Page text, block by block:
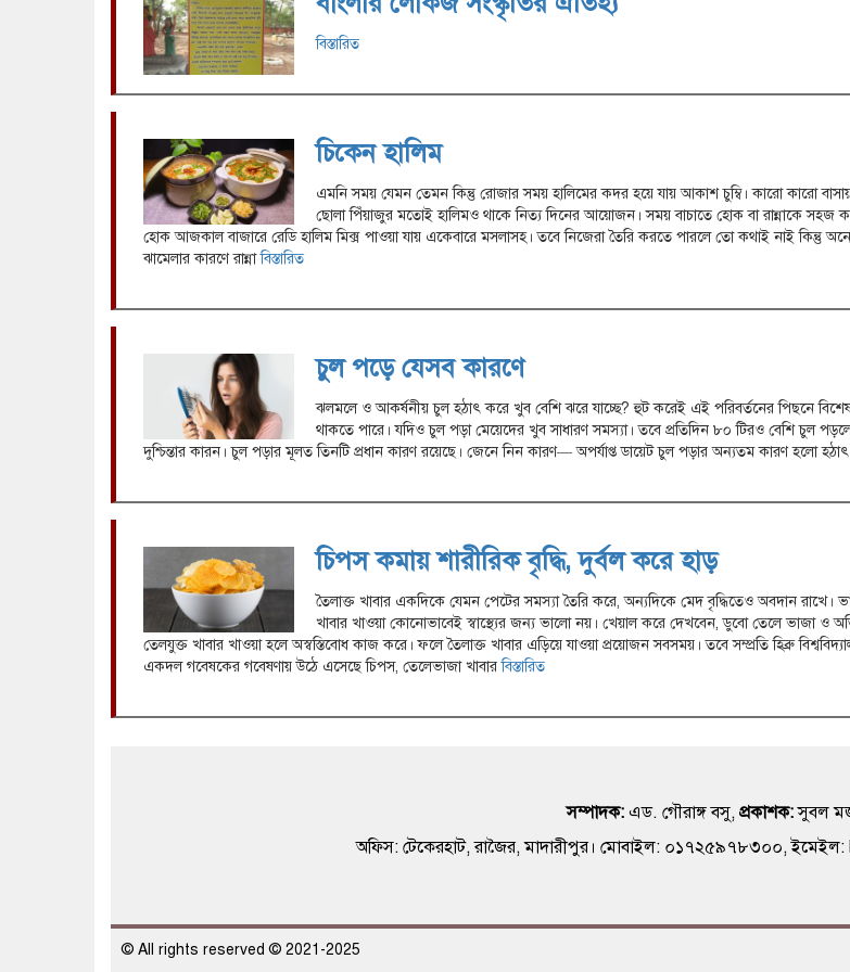
বিস্তারিত
চিকেন হালিম
এমনি সময় যেমন তেমন কিন্তু রোজার সময় হালিমের কদর হয়ে যায় আকাশ চুম্বি। কারো কারো
ছোলা পিঁয়াজুর মতোই হালিমও থাকে নিত্য দিনের আয়োজন। সময় বাচাতে হোক বা রান্নাকে সহজ
হোক আজকাল বাজারে রেডি হালিম মিক্স পাওয়া যায় একেবারে মসলাসহ। তবে নিজেরা তৈরি করতে পারলে তো কথাই নাই কিন্তু
ঝামেলার কারণে রান্নাবিস্তারিত
চুল পড়ে যেসব কারণে
ঝলমলে ও আকর্ষনীয় চুল হঠাৎ করে খুব বেশি ঝরে যাচ্ছে? হুট করেই এই পরিবর্তনের পিছনে
থাকতে পারে। যদিও চুল পড়া মেয়েদের খুব সাধারণ সমস্যা। তবে প্রতিদিন ৮০ টিরও বেশি চুল
দুশ্চিন্তার কারন। চুল পড়ার মূলত তিনটি প্রধান কারণ রয়েছে। জেনে নিন কারণ— অপর্যাপ্ত ডায়েট চুল পড়ার অন্যতম কারণ হলো
চিপস কমায় শারীরিক বৃদ্ধি, দুর্বল করে হাড়
তৈলাক্ত খাবার একদিকে যেমন পেটের সমস্যা তৈরি করে, অন্যদিকে মেদ বৃদ্ধিতেও অবদান রাখে।
খাবার খাওয়া কোনোভাবেই স্বাস্থ্যের জন্য ভালো নয়। খেয়াল করে দেখবেন, ডুবো তেলে ভাজা ও
তেলযুক্ত খাবার খাওয়া হলে অস্বস্তিবোধ কাজ করে। ফলে তৈলাক্ত খাবার এড়িয়ে যাওয়া প্রয়োজন সবসময়। তবে সম্প্রতি হিব্রু
একদল গবেষকের গবেষণায় উঠে এসেছে চিপস, তেলেভাজা খাবারবিস্তারিত
সম্পাদক: এড. গৌরাঙ্গ বসু, প্রকাশক:সুবল
অফিস: টেকেরহাট, রাজৈর, মাদারীপুর। মোবাইল: ০১৭২৫৯৭৮৩০০,
© All rights reserved © 2021-2025